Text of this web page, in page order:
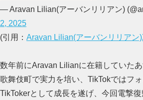
— Aravan Lilian(アーバンリリアン)
2, 2025
(引用： Aravan Lilian(アーバンリリアン
数年前にAravan Lilianに在籍していたあ
歌舞伎町で実力を培い、TikTokではフ
TikTokerとして成長を遂げ、今回電撃復